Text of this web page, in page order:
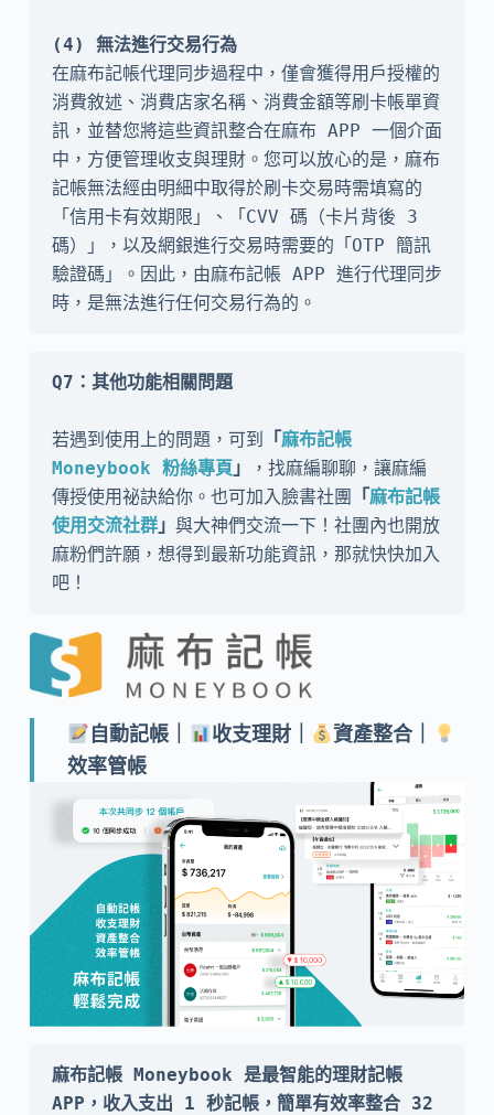
(4) 無法進行交易行為
在麻布記帳代理同步過程中，僅會獲得用戶授權的
消費敘述、消費店家名稱、消費金額等刷卡帳單資
訊，並替您將這些資訊整合在麻布 APP 一個介面
中，方便管理收支與理財。您可以放心的是，麻布
記帳無法經由明細中取得於刷卡交易時需填寫的
「信用卡有效期限」、「CVV 碼（卡片背後 3
碼）」，以及網銀進行交易時需要的「OTP 簡訊
驗證碼」。因此，由麻布記帳 APP 進行代理同步
時，是無法進行任何交易行為的。
Q7：其他功能相關問題
若遇到使用上的問題，可到 「麻布記帳
Moneybook 粉絲專頁」
，找麻編聊聊，讓麻編
傳授使用祕訣給你。也可加入臉書社團 「麻布記帳
使用交流社群」 與大神們交流一下！社團內也開放
麻粉們許願，想得到最新功能資訊，那就快快加入
吧！
自動記帳｜ 收支理財｜
資產整合｜
效率管帳
麻布記帳 Moneybook 是最智能的理財記帳
APP，收入支出 1 秒記帳，簡單有效率整合 32